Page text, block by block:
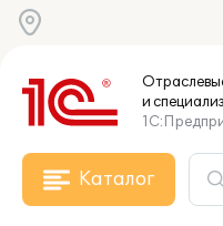
и
Каталог